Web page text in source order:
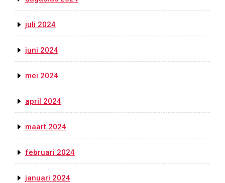
juli 2024
juni 2024
mei 2024
april 2024
maart 2024
februari 2024
januari 2024